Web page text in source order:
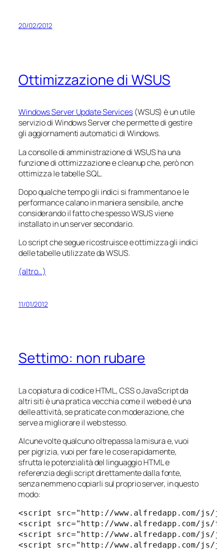
20/02/2012
Ottimizzazione di WSUS
Windows Server Update Services (WSUS) è un utile
servizio di Windows Server che permette di gestire
gli aggiornamenti automatici di Windows.
La consolle di amministrazione di WSUS ha una
funzione di ottimizzazione e cleanup che, però non
ottimizza le tabelle SQL.
Dopo qualche tempo gli indici si frammentano e le
performance calano in maniera sensibile, anche
considerando il fatto che spesso WSUS viene
installato in un server secondario.
Lo script che segue ricostruisce e ottimizza gli indici
delle tabelle utilizzate da WSUS.
(altro…)
11/01/2012
Settimo: non rubare
La copiatura di codice HTML, CSS o JavaScript da
altri siti è una pratica vecchia come il web ed è una
delle attività, se praticate con moderazione, che
serve a migliorare il web stesso.
Alcune volte qualcuno oltrepassa la misura e, vuoi
per pigrizia, vuoi per fare le cose rapidamente,
sfrutta le potenzialità del linguaggio HTML e
referenzia degli script direttamente dalla fonte,
senza nemmeno copiarli sul proprio server, in questo
modo:
<script src="http://www.alfredapp.com/
<script src="http://www.alfredapp.com/
<script src="http://www.alfredapp.com/
<script src="http://www.alfredapp.com/